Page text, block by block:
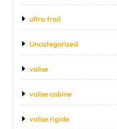
ultra trail
Uncategorized
valise
valise cabine
valise rigide